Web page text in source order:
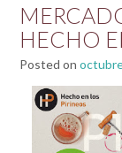
HECHO
Posted on